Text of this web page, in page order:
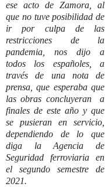
ese acto de Zamora, al
que no tuve posibilidad de
ir por culpa de las
restricciones de la
pandemia, nos dijo a
todos los españoles, a
través de una nota de
prensa, que esperaba que
las obras concluyeran a
finales de este año y que
se pusieran en servicio,
dependiendo de lo que
diga la Agencia de
Seguridad ferroviaria en
el segundo semestre de
2021.